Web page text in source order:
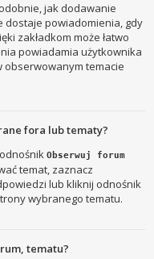
jak dodawanie
dostaje powiadomienia, gdy
zakładkom może łatwo
powiadamia użytkownika
obserwowanym temacie
fora lub tematy?
Obserwuj forum
temat, zaznacz
lub kliknij odnośnik
wybranego tematu.
tematu?